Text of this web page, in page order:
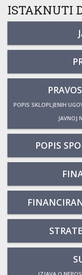
ISTAKNUTI
POPIS SKLOPLJENIH
JAVNOJ
POPIS